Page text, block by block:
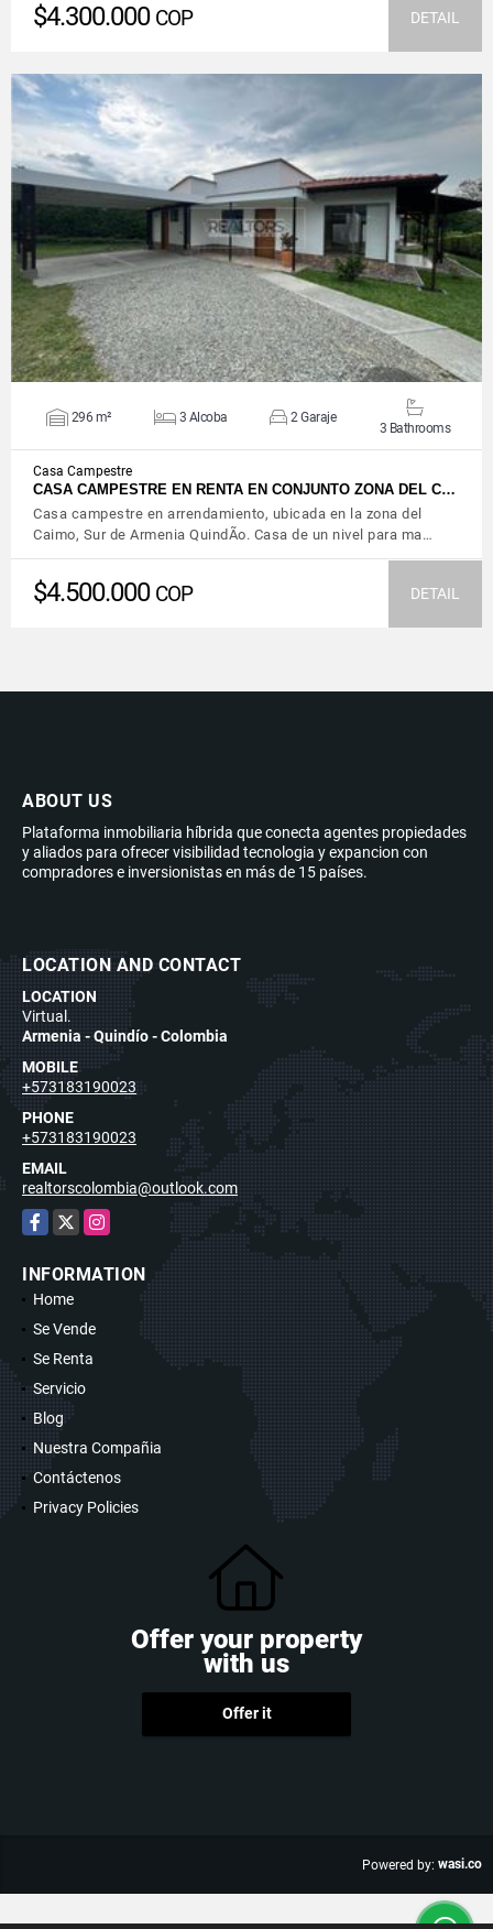
$4.300.000 COP DETAIL
VIEW DETAILS
296 m² 3 Alcoba 2 Garaje
3 Bathrooms
Casa Campestre
CASA CAMPESTRE EN RENTA EN CONJUNTO ZONA DEL C…
Casa campestre en arrendamiento, ubicada en la zona del
Caimo, Sur de Armenia QuindÃ­o. Casa de un nivel para ma…
$4.500.000 COP DETAIL
ABOUT US
Plataforma inmobiliaria híbrida que conecta agentes propiedades
y aliados para ofrecer visibilidad tecnologia y expancion con
compradores e inversionistas en más de 15 países.
LOCATION AND CONTACT
LOCATION
Virtual.
Armenia - Quindío - Colombia
MOBILE
+573183190023
PHONE
+573183190023
EMAIL
realtorscolombia@outlook.com
Facebook
X Instagram
INFORMATION
Home
Se Vende
Se Renta
Servicio
Blog
Nuestra Compañia
Contáctenos
Privacy Policies
Offer your property
with us
Offer it
Powered by: wasi.co